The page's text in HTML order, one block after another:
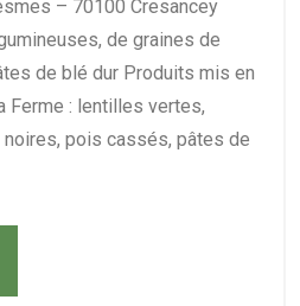
– 70100 Cresancey
de graines de
de blé dur Produits mis en
Ferme : lentilles vertes,
pois cassés, pâtes de